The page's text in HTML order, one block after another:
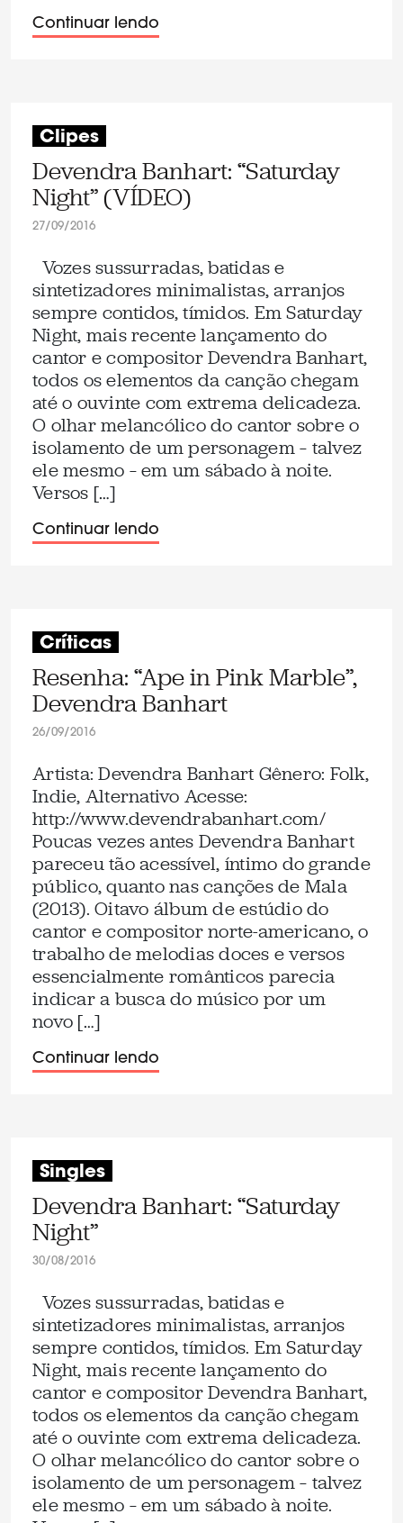
Continuar lendo
Clipes
Devendra Banhart: “Saturday
Night” (VÍDEO)
27/09/2016
Vozes sussurradas, batidas e
sintetizadores minimalistas, arranjos
sempre contidos, tímidos. Em Saturday
Night, mais recente lançamento do
cantor e compositor Devendra Banhart,
todos os elementos da canção chegam
até o ouvinte com extrema delicadeza.
O olhar melancólico do cantor sobre o
isolamento de um personagem – talvez
ele mesmo – em um sábado à noite.
Versos […]
Continuar lendo
Críticas
Resenha: “Ape in Pink Marble”,
Devendra Banhart
26/09/2016
Artista: Devendra Banhart Gênero: Folk,
Indie, Alternativo Acesse:
http://www.devendrabanhart.com/
Poucas vezes antes Devendra Banhart
pareceu tão acessível, íntimo do grande
público, quanto nas canções de Mala
(2013). Oitavo álbum de estúdio do
cantor e compositor norte-americano, o
trabalho de melodias doces e versos
essencialmente românticos parecia
indicar a busca do músico por um
novo […]
Continuar lendo
Singles
Devendra Banhart: “Saturday
Night”
30/08/2016
Vozes sussurradas, batidas e
sintetizadores minimalistas, arranjos
sempre contidos, tímidos. Em Saturday
Night, mais recente lançamento do
cantor e compositor Devendra Banhart,
todos os elementos da canção chegam
até o ouvinte com extrema delicadeza.
O olhar melancólico do cantor sobre o
isolamento de um personagem – talvez
ele mesmo – em um sábado à noite.